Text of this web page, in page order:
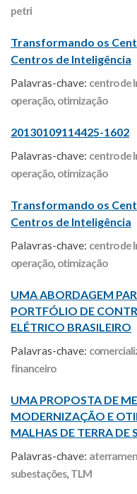
petri
Transformando os
Centros de Inteligência
Palavras-chave: centro de
operação, otimização
20130109114425-1602
Palavras-chave: centro de
operação, otimização
Transformando os
Centros de Inteligência
Palavras-chave: centro de
operação, otimização
UMA ABORDAGEM
PORTFÓLIO DE
ELÉTRICO BRASILEIRO
Palavras-chave:
financeiro
UMA PROPOSTA DE
MODERNIZAÇÃO E
MALHAS DE TERRA DE
Palavras-chave:
subestações, TLM